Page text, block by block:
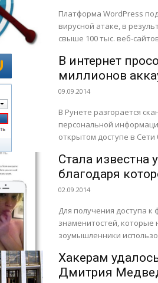
Платформа WordPress
вирусной атаке, в
свыше 100 тыс. веб-
В интернет
миллионов
09.09.2014
В Рунете разгорается
персональной
открытом доступе в
Стала известна
благодаря
взломать iCloud-
02.09.2014
Для получения доступа
знаменитостей, которые
зоумышленники
Хакерам
Дмитрия